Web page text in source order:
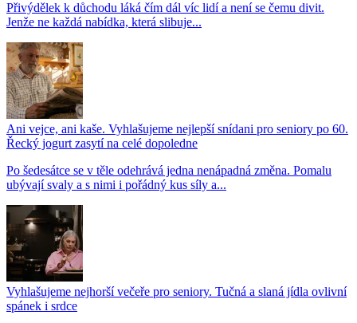
Přivýdělek k důchodu láká čím dál víc lidí a není se čemu divit.
Jenže ne každá nabídka, která slibuje...
Ani vejce, ani kaše. Vyhlašujeme nejlepší snídani pro seniory po 60.
Řecký jogurt zasytí na celé dopoledne
Po šedesátce se v těle odehrává jedna nenápadná změna. Pomalu
ubývají svaly a s nimi i pořádný kus síly a...
Vyhlašujeme nejhorší večeře pro seniory. Tučná a slaná jídla ovlivní
spánek i srdce